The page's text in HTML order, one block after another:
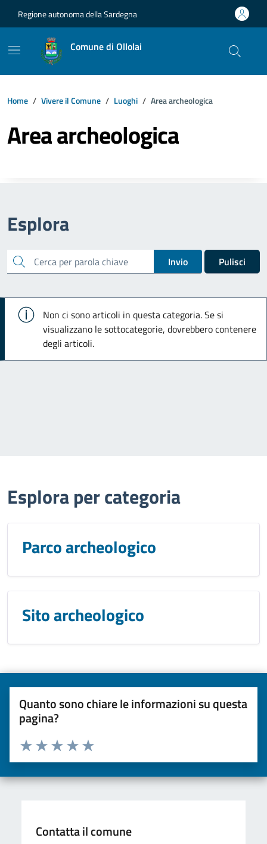
Regione autonoma della Sardegna
Comune di Ollolai
Home Vivere il Comune Luoghi Area archeologica
Area archeologica
Esplora
cerca Invio Pulisci
Info
Non ci sono articoli in questa categoria. Se si
visualizzano le sottocategorie, dovrebbero contenere
degli articoli.
Esplora per categoria
Parco archeologico
Sito archeologico
Quanto sono chiare le informazioni su questa
pagina?
Valuta da 1 a 5 stelle la pagina
Valuta 5 stelle su 5
Valuta 4 stelle su 5
Valuta 3 stelle su 5
Valuta 2 stelle su 5
Valuta una stella su 5
Contatta il comune